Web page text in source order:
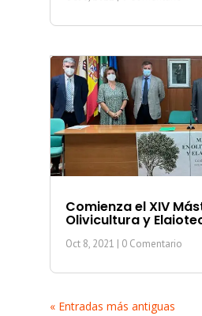
Comienza el XIV
Olivicultura y
Oct 8, 2021 | 0 Comentario
« Entradas más antiguas